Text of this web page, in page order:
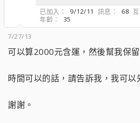
已加入
9/12/11 訊息 68
年齡
35
7/27/13
可以算2000元含運，然後幫我保
時間可以的話，請告訴我，我可以
謝謝。